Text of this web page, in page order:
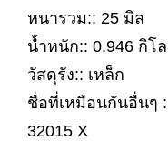
หนารวม:: 25 มิล
น้ำหนัก:: 0.946 กิโ
วัสดุรัง:: เหล็ก
ชื่อที่เหมือนกันอื่นๆ :
32015 X